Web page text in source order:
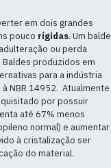
em dois grandes
pouco rígidas. Um balde
ou perda
produzidos em
para a indústria
NBR 14952. Atualmente
por possuir
até 67% menos
normal) e aumentar
à cristalização ser
do material.